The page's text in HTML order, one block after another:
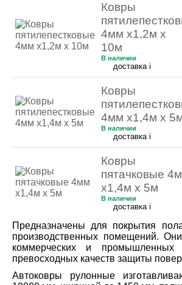
Ковры
4мм х1,2м х
10м
В наличии
доставка i
Ковры
4мм х1,4м х
В наличии
доставка i
Ковры
пятачковые
х1,4м х 5м
В наличии
доставка i
Предназначены для покрытия
производственных помещений.
коммерческих и промышленных
превосходных качеств защиты
Автоковры рулонные